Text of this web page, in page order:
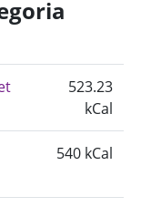
523.23
kCal
540 kCal